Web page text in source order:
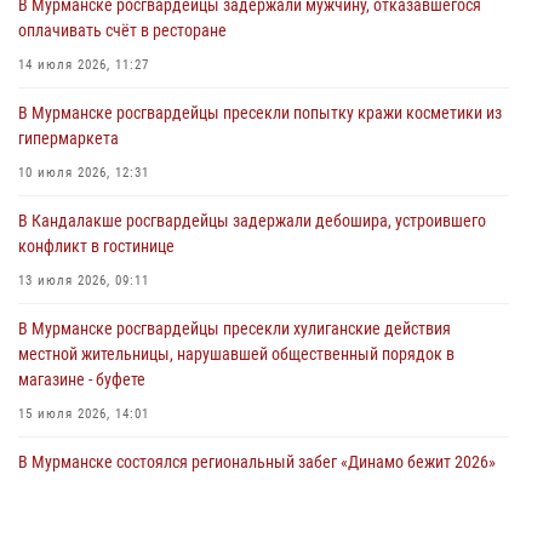
Сотрудники Росгвардии провели инструктаж по
антитеррористической защищенности для членов избирательных
31 июля 2026, 08:48 3
Сотрудники Росгвардии задержали мужчину, не оплатившего счет в
30 июля 2026, 14:09
В Управлении Росгвардии по Мурманской области прошло пожарно-
30 июля 2026, 14:05
В Мурманске росгвардейцы задержали мужчину, отказавшегося
оплачивать счёт в ресторане
14 июля 2026, 11:27
В Мурманске росгвардейцы пресекли попытку кражи косметики из
гипермаркета
10 июля 2026, 12:31
В Кандалакше росгвардейцы задержали дебошира, устроившего
конфликт в гостинице
13 июля 2026, 09:11
В Мурманске росгвардейцы пресекли хулиганские действия
местной жительницы, нарушавшей общественный порядок в
магазине - буфете
15 июля 2026, 14:01
В Мурманске состоялся региональный забег «Динамо бежит 2026»